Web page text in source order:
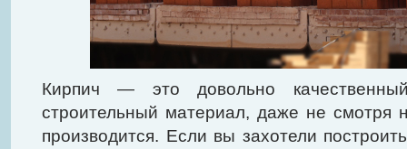
Кирпич — это довольно
строительный материал, даже не смотря
производится. Если вы захотели